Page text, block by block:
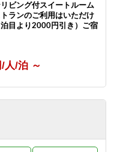
ビング付スイートルーム
トランのご利用はいただけ
目より2000円引き）ご宿
人/泊 ～